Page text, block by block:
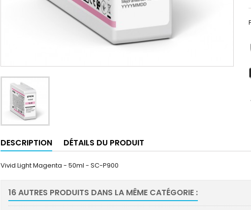
DESCRIPTION DÉTAILS DU PRODUIT
Vivid Light Magenta - 50ml - SC-P900
16 AUTRES PRODUITS DANS LA MÊME CATÉGORIE :